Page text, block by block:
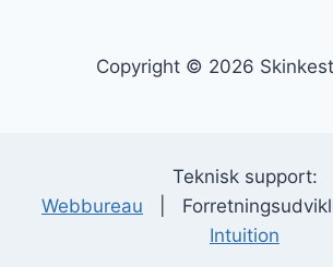
Copyright © 2026
Teknisk support:
Webbureau |
Intuition